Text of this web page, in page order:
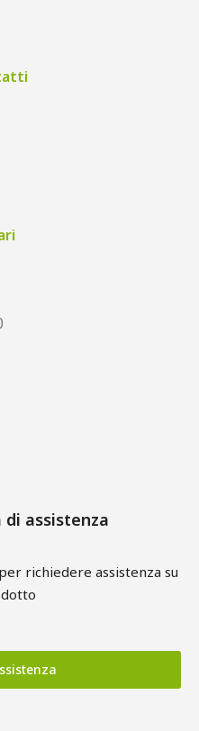
di assistenza
richiedere assistenza su